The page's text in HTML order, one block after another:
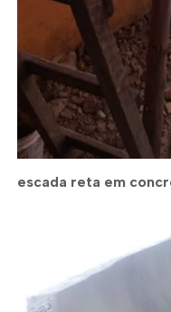
escada reta em